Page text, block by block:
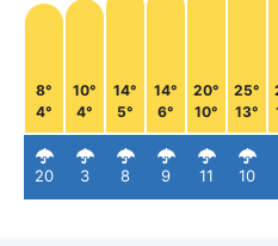
8°
4°
20
10°
4°
3
14°
5°
8
14°
6°
9
20°
10°
11
25°
13°
10